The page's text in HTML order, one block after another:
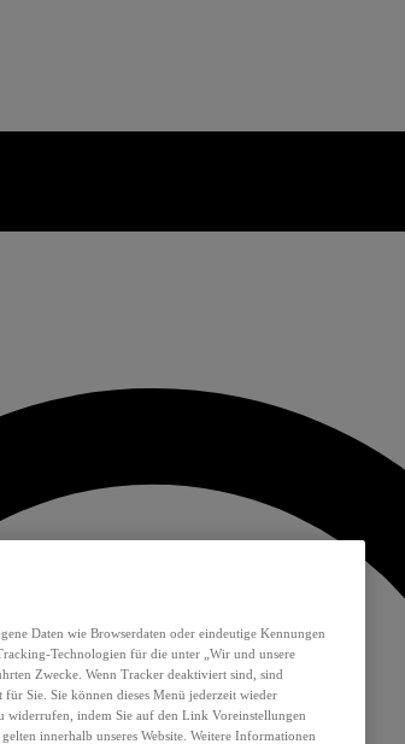
Daten wie Browserdaten oder eindeutige Kennungen
Technologien für die unter „Wir und unsere
Zwecke. Wenn Tracker deaktiviert sind, sind
Sie. Sie können dieses Menü jederzeit wieder
indem Sie auf den Link Voreinstellungen
innerhalb unseres Website. Weitere Informationen